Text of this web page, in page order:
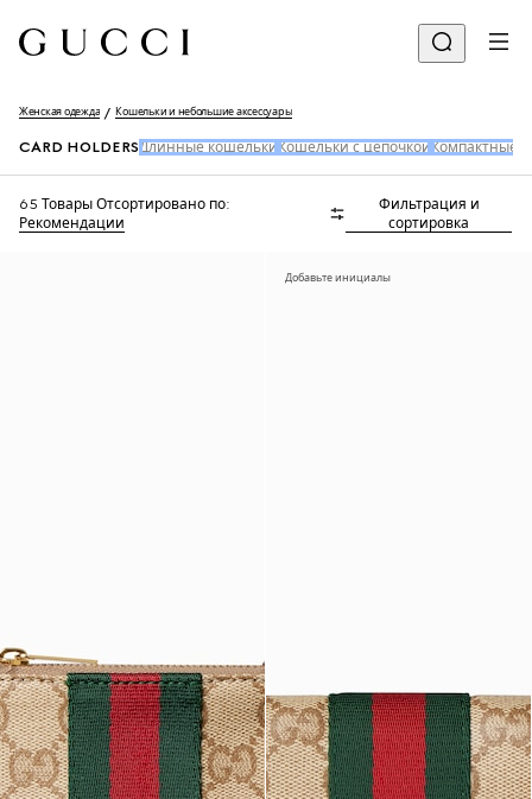
Женская одежда Кошельки и небольшие аксессуары
CARD HOLDERS Длинные кошельки Кошельки с цепочкой Компактные
65 Товары Отсортировано по:
Рекомендации
Фильтрация и
сортировка
Добавьте инициалы